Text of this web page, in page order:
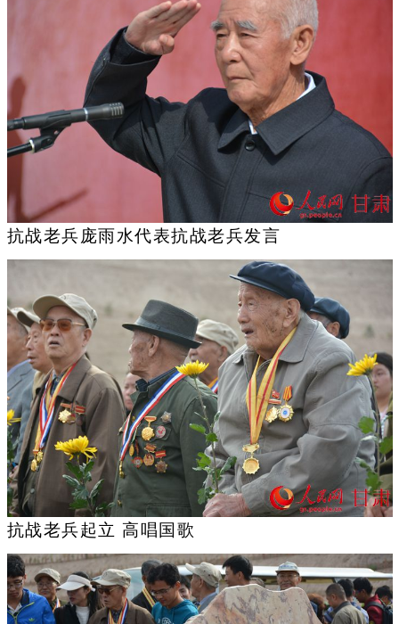
抗战老兵庞雨水代表抗战老兵发言
抗战老兵起立 高唱国歌